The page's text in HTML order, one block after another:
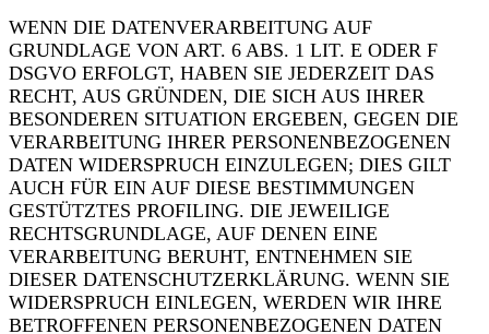
WENN DIE DATENVERARBEITUNG AUF
GRUNDLAGE VON ART. 6 ABS. 1 LIT. E ODER F
DSGVO ERFOLGT, HABEN SIE JEDERZEIT DAS
RECHT, AUS GRÜNDEN, DIE SICH AUS IHRER
BESONDEREN SITUATION ERGEBEN, GEGEN DIE
VERARBEITUNG IHRER PERSONENBEZOGENEN
DATEN WIDERSPRUCH EINZULEGEN; DIES GILT
AUCH FÜR EIN AUF DIESE BESTIMMUNGEN
GESTÜTZTES PROFILING. DIE JEWEILIGE
RECHTSGRUNDLAGE, AUF DENEN EINE
VERARBEITUNG BERUHT, ENTNEHMEN SIE
DIESER DATENSCHUTZERKLÄRUNG. WENN SIE
WIDERSPRUCH EINLEGEN, WERDEN WIR IHRE
BETROFFENEN PERSONENBEZOGENEN DATEN